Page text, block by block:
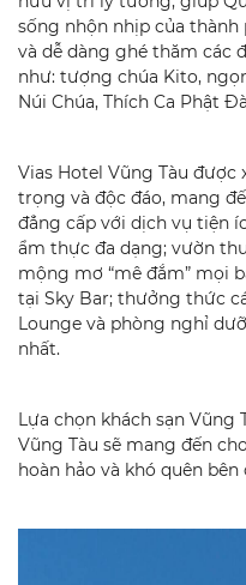
sống nhộn nhịp của
và dễ dàng ghé thăm các
như: tượng chúa Kito,
Núi Chúa, Thích Ca Phật
Vias Hotel Vũng Tàu
trọng và độc đáo, mang
đẳng cấp với dịch vụ tiện
ẩm thực đa dạng; vườn
mộng mơ “mê đắm” mọi
tại Sky Bar; thưởng thức
Lounge và phòng nghỉ
nhất.
Lựa chọn khách sạn Vũng
Vũng Tàu sẽ mang đến
hoàn hảo và khó quên